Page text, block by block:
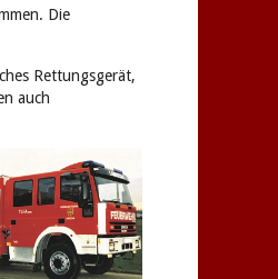
Die
Rettungsgerät,
auch